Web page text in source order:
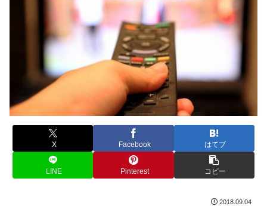
X Facebook はてブ
LINE Pinterest コピー
2018.09.04